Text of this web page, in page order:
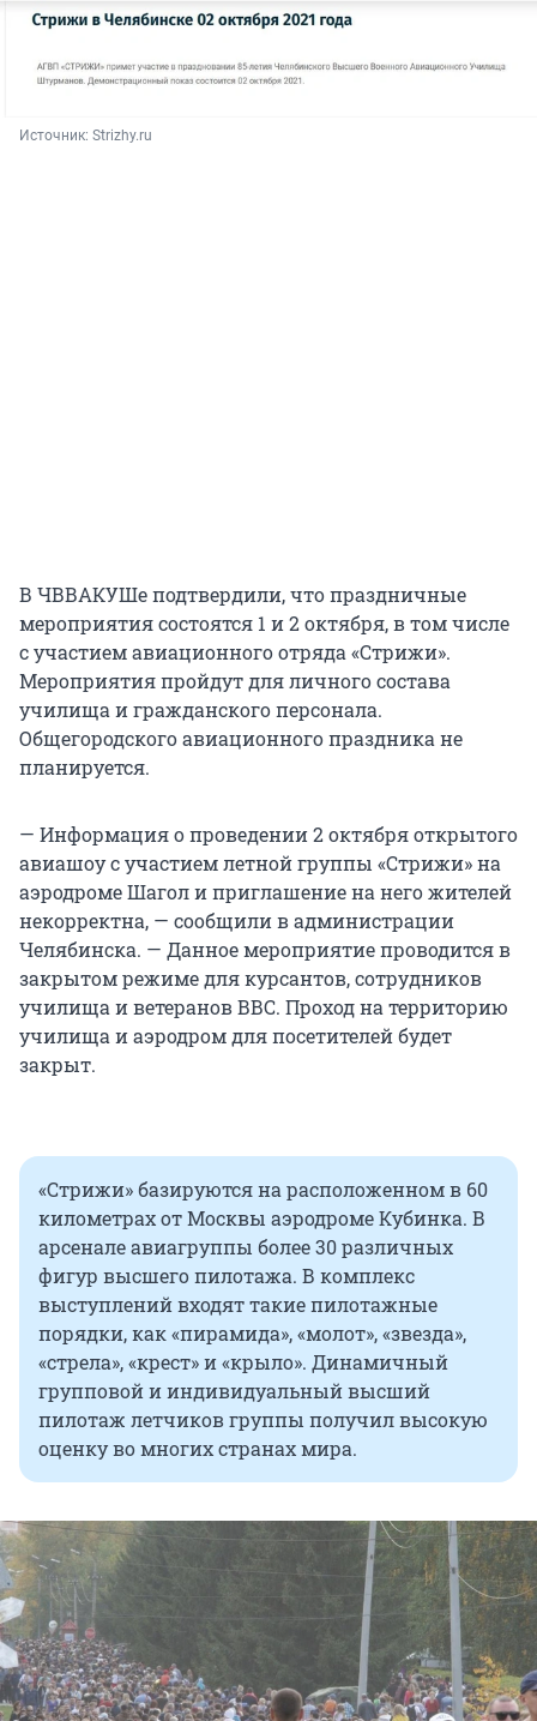
Источник: Strizhy.ru
В ЧВВАКУШе подтвердили, что праздничные
мероприятия состоятся 1 и 2 октября, в том числе
с участием авиационного отряда «Стрижи».
Мероприятия пройдут для личного состава
училища и гражданского персонала.
Общегородского авиационного праздника не
планируется.
— Информация о проведении 2 октября открытого
авиашоу с участием летной группы «Стрижи» на
аэродроме Шагол и приглашение на него жителей
некорректна, — сообщили в администрации
Челябинска. — Данное мероприятие проводится в
закрытом режиме для курсантов, сотрудников
училища и ветеранов ВВС. Проход на территорию
училища и аэродром для посетителей будет
закрыт.
«Стрижи» базируются на расположенном в 60
километрах от Москвы аэродроме Кубинка. В
арсенале авиагруппы более 30 различных
фигур высшего пилотажа. В комплекс
выступлений входят такие пилотажные
порядки, как «пирамида», «молот», «звезда»,
«стрела», «крест» и «крыло». Динамичный
групповой и индивидуальный высший
пилотаж летчиков группы получил высокую
оценку во многих странах мира.